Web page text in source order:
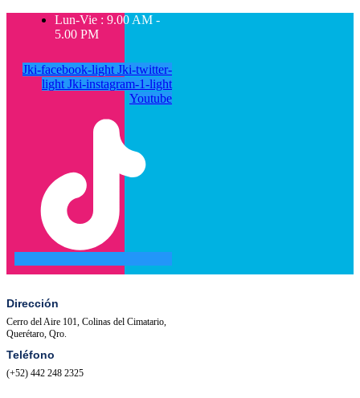
Lun-Vie : 9.00 AM -
5.00 PM
Jki-facebook-light Jki-twitter-
light Jki-instagram-1-light
Youtube
Dirección
Cerro del Aire 101, Colinas del Cimatario,
Querétaro, Qro.
Teléfono
(+52) 442 248 2325